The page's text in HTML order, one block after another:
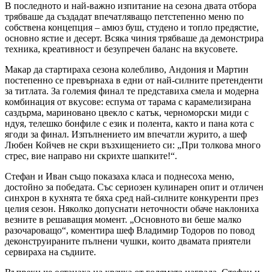
В последното и най-важно изпитание на сезона двата отбора
трябваше да създадат впечатляващо петстепенно меню по
собствена концепция – амюз буш, студено и топло предястие,
основно ястие и десерт. Всяка чиния трябваше да демонстрира
техника, креативност и безупречен баланс на вкусовете.
Макар да стартираха сезона колебливо, Андония и Мартин
постепенно се превърнаха в едни от най-силните претенденти
за титлата. За големия финал те представиха смела и модерна
комбинация от вкусове: еспума от тарама с карамелизирана
саздърма, мариновано цвекло с катък, черноморски миди с
ндуя, телешко бонфиле с език и полента, както и пана кота с
ягоди за финал. Изпълнението им впечатли журито, а шеф
Любен Койчев не скри възхищението си: „При толкова много
стрес, вие направо ни скрихте шапките!“.
Стефан и Иван също показаха класа и поднесоха меню,
достойно за победата. Със сериозен кулинарен опит и отличен
синхрон в кухнята те бяха сред най-силните конкуренти през
целия сезон. Няколко допуснати неточности обаче наклониха
везните в решаващия момент. „Основното ви беше малко
разочароващо“, коментира шеф Владимир Тодоров по повод
деконструираните пълнени чушки, които двамата приятели
сервираха на съдиите.